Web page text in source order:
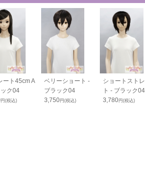
ート45cm A
ク04
円(税込)
ベリーショート -
ブラック04
3,750円(税込)
ショートスト
ト - ブラック04
3,780円(税込)